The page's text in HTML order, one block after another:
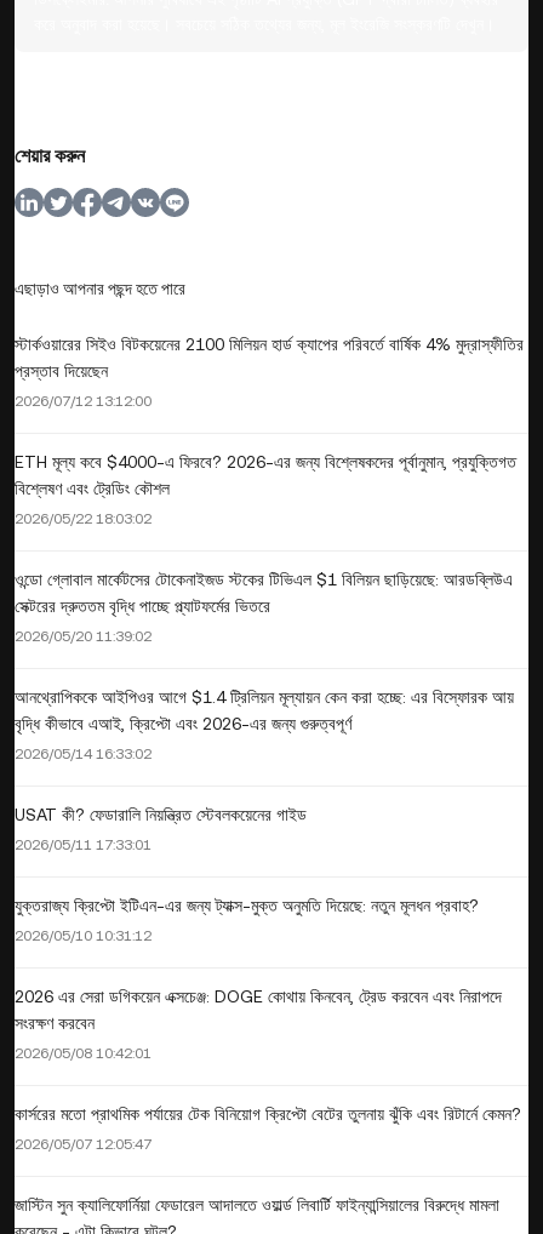
শেয়ার করুন
এছাড়াও আপনার পছন্দ হতে পারে
স্টার্কওয়ারের সিইও বিটকয়েনের 2100 মিলিয়ন হার্ড ক্যাপের পরিবর্তে বার্ষিক 4% মুদ্রাস্ফীতির
প্রস্তাব দিয়েছেন
2026/07/12 13:12:00
ETH মূল্য কবে $4000-এ ফিরবে? 2026-এর জন্য বিশ্লেষকদের পূর্বানুমান, প্রযুক্তিগত
বিশ্লেষণ এবং ট্রেডিং কৌশল
2026/05/22 18:03:02
ওন্ডো গ্লোবাল মার্কেটসের টোকেনাইজড স্টকের টিভিএল $1 বিলিয়ন ছাড়িয়েছে: আরডব্লিউএ
সেক্টরের দ্রুততম বৃদ্ধি পাচ্ছে প্ল্যাটফর্মের ভিতরে
2026/05/20 11:39:02
আনথ্রোপিককে আইপিওর আগে $1.4 ট্রিলিয়ন মূল্যায়ন কেন করা হচ্ছে: এর বিস্ফোরক আয়
বৃদ্ধি কীভাবে এআই, ক্রিপ্টো এবং 2026-এর জন্য গুরুত্বপূর্ণ
2026/05/14 16:33:02
USAT কী? ফেডারালি নিয়ন্ত্রিত স্টেবলকয়েনের গাইড
2026/05/11 17:33:01
যুক্তরাজ্য ক্রিপ্টো ইটিএন-এর জন্য ট্যাক্স-মুক্ত অনুমতি দিয়েছে: নতুন মূলধন প্রবাহ?
2026/05/10 10:31:12
2026 এর সেরা ডগিকয়েন এক্সচেঞ্জ: DOGE কোথায় কিনবেন, ট্রেড করবেন এবং নিরাপদে
সংরক্ষণ করবেন
2026/05/08 10:42:01
কার্সরের মতো প্রাথমিক পর্যায়ের টেক বিনিয়োগ ক্রিপ্টো বেটের তুলনায় ঝুঁকি এবং রিটার্নে কেমন?
2026/05/07 12:05:47
জাস্টিন সুন ক্যালিফোর্নিয়া ফেডারেল আদালতে ওয়ার্ল্ড লিবার্টি ফাইন্যান্সিয়ালের বিরুদ্ধে মামলা